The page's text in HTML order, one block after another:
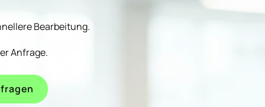
Bearbeitung.
Anfrage.